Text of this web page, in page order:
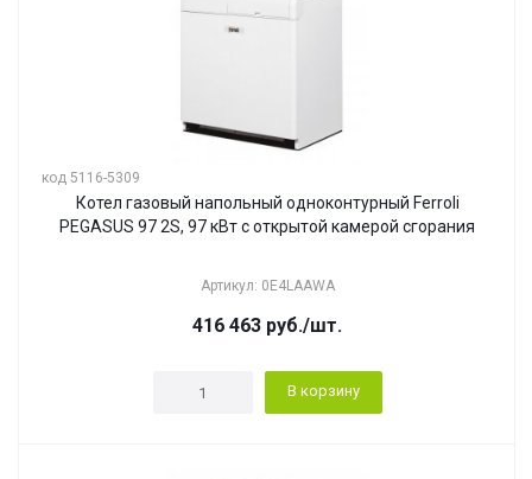
код 5116-5309
Котел газовый напольный одноконтурный Ferroli
PEGASUS 97 2S, 97 кВт с открытой камерой сгорания
Артикул: 0E4LAAWA
416 463 руб./шт.
В корзину